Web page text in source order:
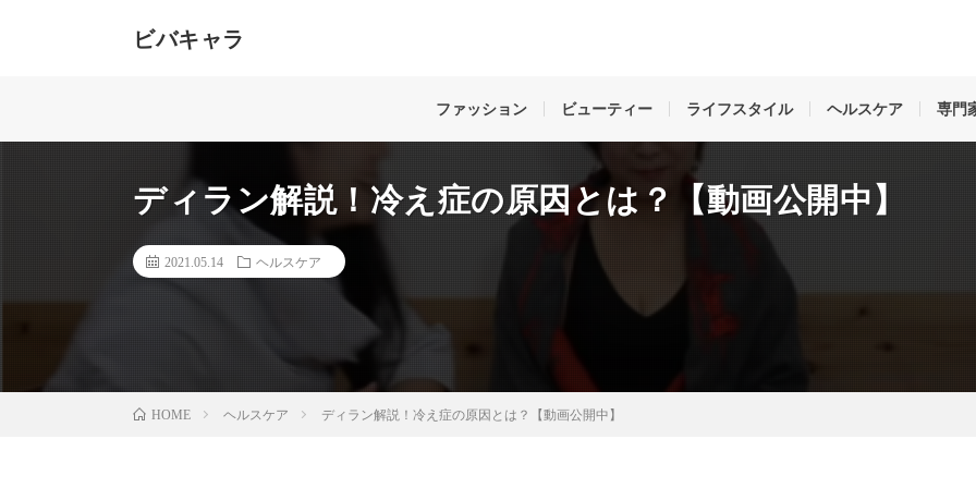
ビバキャラ
する美のスペシャリストがお届けします。「もっと自分のことを好きになる」女性を元気にする情報で未来と笑顔をつくります。
ファッション ビューティー ライフスタイル ヘルスケア 専門
ディラン解説！冷え症の原因とは？【動画公開中】
2021.05.14 ヘルスケア
HOME ヘルスケア ディラン解説！冷え症の原因とは？【動画公開中】